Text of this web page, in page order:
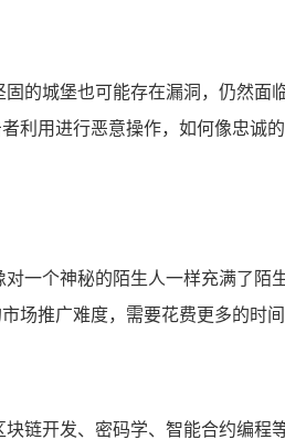
的城堡也可能存在漏洞，仍然
利用进行恶意操作，如何像忠诚
一个神秘的陌生人一样充满了
推广难度，需要花费更多的时
链开发、密码学、智能合约编